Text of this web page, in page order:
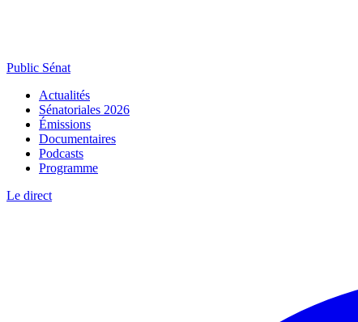
Public Sénat
Actualités
Sénatoriales 2026
Émissions
Documentaires
Podcasts
Programme
Le direct